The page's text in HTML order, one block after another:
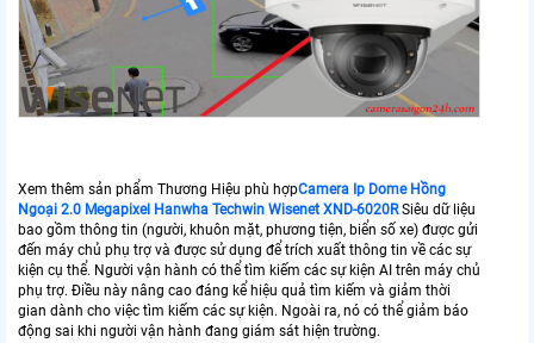
Xem thêm sản phẩm Thương Hiệu phù hợpCamera Ip Dome Hồng
Ngoại 2.0 Megapixel Hanwha Techwin Wisenet XND-6020RSiêu dữ liệu
bao gồm thông tin (người, khuôn mặt, phương tiện, biển số xe) được gửi
đến máy chủ phụ trợ và được sử dụng để trích xuất thông tin về các sự
kiện cụ thể. Người vận hành có thể tìm kiếm các sự kiện AI trên máy chủ
phụ trợ. Điều này nâng cao đáng kể hiệu quả tìm kiếm và giảm thời
gian dành cho việc tìm kiếm các sự kiện. Ngoài ra, nó có thể giảm báo
động sai khi người vận hành đang giám sát hiện trường.